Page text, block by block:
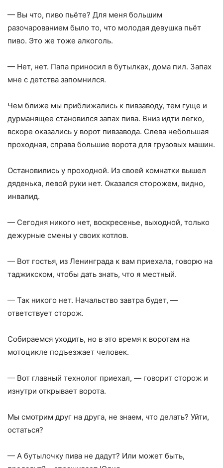
— Вы что, пиво пьёте? Для меня большим
разочарованием было то, что молодая девушка пьёт
пиво. Это же тоже алкоголь.
— Нет, нет. Папа приносил в бутылках, дома пил. Запах
мне с детства запомнился.
Чем ближе мы приближались к пивзаводу, тем гуще и
дурманящее становился запах пива. Вниз идти легко,
вскоре оказались у ворот пивзавода. Слева небольшая
проходная, справа большие ворота для грузовых машин.
Остановились у проходной. Из своей комнатки вышел
дяденька, левой руки нет. Оказался сторожем, видно,
инвалид.
— Сегодня никого нет, воскресенье, выходной, только
дежурные смены у своих котлов.
— Вот гостья, из Ленинграда к вам приехала, говорю на
таджикском, чтобы дать знать, что я местный.
— Так никого нет. Начальство завтра будет, —
ответствует сторож.
Собираемся уходить, но в это время к воротам на
мотоцикле подъезжает человек.
— Вот главный технолог приехал, — говорит сторож и
изнутри открывает ворота.
Мы смотрим друг на друга, не знаем, что делать? Уйти,
остаться?
— А бутылочку пива не дадут? Или может быть,